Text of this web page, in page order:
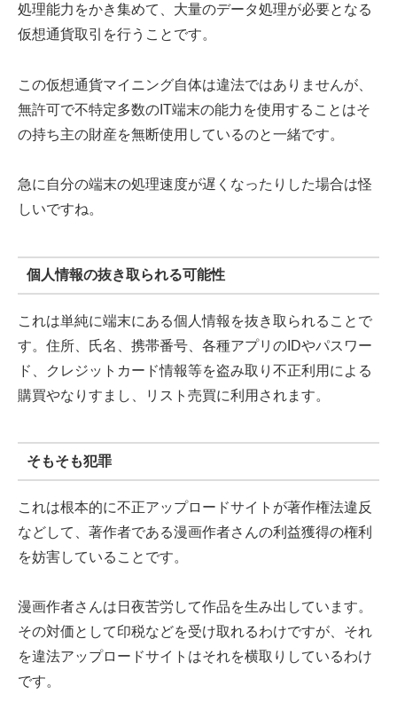
処理能力をかき集めて、大量のデータ処理が必要となる
仮想通貨取引を行うことです。
この仮想通貨マイニング自体は違法ではありませんが、
無許可で不特定多数のIT端末の能力を使用することはそ
の持ち主の財産を無断使用しているのと一緒です。
急に自分の端末の処理速度が遅くなったりした場合は怪
しいですね。
個人情報の抜き取られる可能性
これは単純に端末にある個人情報を抜き取られることで
す。住所、氏名、携帯番号、各種アプリのIDやパスワー
ド、クレジットカード情報等を盗み取り不正利用による
購買やなりすまし、リスト売買に利用されます。
そもそも犯罪
これは根本的に不正アップロードサイトが著作権法違反
などして、著作者である漫画作者さんの利益獲得の権利
を妨害していることです。
漫画作者さんは日夜苦労して作品を生み出しています。
その対価として印税などを受け取れるわけですが、それ
を違法アップロードサイトはそれを横取りしているわけ
です。